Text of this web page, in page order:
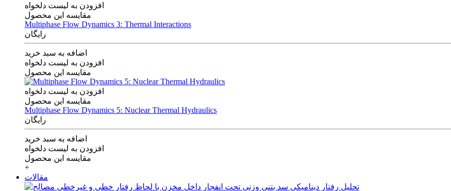
افزودن به لیست دلخواه
مقایسه این محصول
Multiphase Flow Dynamics 3: Thermal Interactions
رایگان
اضافه به سبد خرید
افزودن به لیست دلخواه
مقایسه این محصول
افزودن به لیست دلخواه
مقایسه این محصول
Multiphase Flow Dynamics 5: Nuclear Thermal Hydraulics
رایگان
اضافه به سبد خرید
افزودن به لیست دلخواه
مقایسه این محصول
+
مقالات